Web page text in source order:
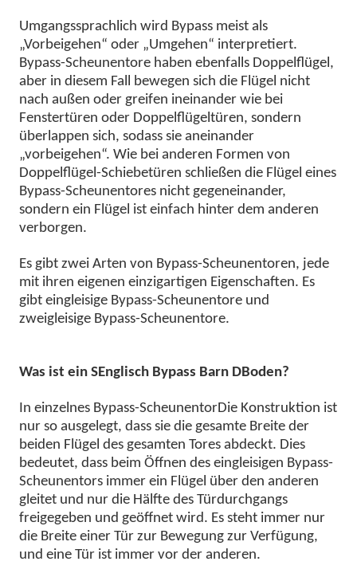
Umgangssprachlich wird Bypass meist als
„Vorbeigehen“ oder „Umgehen“ interpretiert.
Bypass-Scheunentore haben ebenfalls Doppelflügel,
aber in diesem Fall bewegen sich die Flügel nicht
nach außen oder greifen ineinander wie bei
Fenstertüren oder Doppelflügeltüren, sondern
überlappen sich, sodass sie aneinander
„vorbeigehen“. Wie bei anderen Formen von
Doppelflügel-Schiebetüren schließen die Flügel eines
Bypass-Scheunentores nicht gegeneinander,
sondern ein Flügel ist einfach hinter dem anderen
verborgen.
Es gibt zwei Arten von Bypass-Scheunentoren, jede
mit ihren eigenen einzigartigen Eigenschaften. Es
gibt eingleisige Bypass-Scheunentore und
zweigleisige Bypass-Scheunentore.
Was ist einSEnglisch Bypass Barn DBoden?
Ineinzelnes Bypass-ScheunentorDie Konstruktion ist
nur so ausgelegt, dass sie die gesamte Breite der
beiden Flügel des gesamten Tores abdeckt. Dies
bedeutet, dass beim Öffnen des eingleisigen Bypass-
Scheunentors immer ein Flügel über den anderen
gleitet und nur die Hälfte des Türdurchgangs
freigegeben und geöffnet wird. Es steht immer nur
die Breite einer Tür zur Bewegung zur Verfügung,
und eine Tür ist immer vor der anderen.